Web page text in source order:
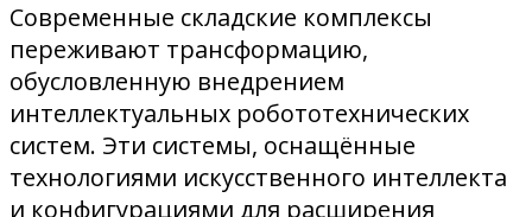
Современные складские комплексы
переживают трансформацию,
обусловленную внедрением
интеллектуальных робототехнических
систем. Эти системы, оснащённые
технологиями искусственного интеллекта
и конфигурациями для расширения